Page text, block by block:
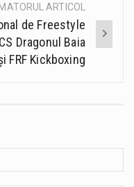
ARTICOL
de Freestyle
Dragonul Baia
FRF Kickboxing